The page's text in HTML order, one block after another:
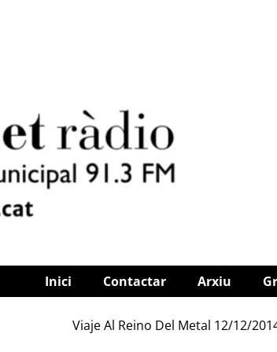
Inici Contactar Arxiu
Viaje Al Reino Del Metal 12/12/